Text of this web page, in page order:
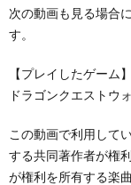
次の動画も見る場合
す。
【プレイしたゲーム】
ドラゴンクエストウ
この動画で利用して
する共同著作者が権
が権利を所有する楽